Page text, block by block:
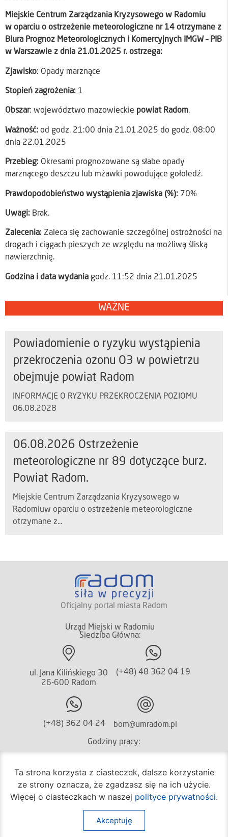
Miejskie Centrum Zarządzania Kryzysowego w Radomiu
w oparciu o ostrzeżenie meteorologiczne nr 14 otrzymane z
Biura Prognoz Meteorologicznych i Komercyjnych IMGW – PIB
w Warszawie z dnia 21.01.2025 r. ostrzega:
Zjawisko: Opady marznące
Stopień zagrożenia: 1
Obszar: województwo mazowieckie powiat Radom.
Ważność: od godz. 21:00 dnia 21.01.2025 do godz. 08:00
dnia 22.01.2025
Przebieg: Okresami prognozowane są słabe opady
marznącego deszczu lub mżawki powodujące gołoledź.
Prawdopodobieństwo wystąpienia zjawiska (%): 70%
Uwagi: Brak.
Zalecenia: Zaleca się zachowanie szczególnej ostrożności na
drogach i ciągach pieszych ze względu na możliwą śliską
nawierzchnię.
Godzina i data wydania godz. 11:52 dnia 21.01.2025
WAŻNE
Powiadomienie o ryzyku wystąpienia
przekroczenia ozonu O3 w powietrzu
obejmuje powiat Radom
INFORMACJE O RYZYKU PRZEKROCZENIA POZIOMU
06.08.2028
06.08.2026 Ostrzeżenie
meteorologiczne nr 89 dotyczące burz.
Powiat Radom.
Miejskie Centrum Zarządzania Kryzysowego w
Radomiuw oparciu o ostrzeżenie meteorologiczne
otrzymane z...
Oficjalny portal miasta Radom
Urząd Miejski w Radomiu
Siedziba Główna:
ul. Jana Kilińskiego 30
26-600 Radom
(+48) 48 362 04 19
(+48) 362 04 24 bom@umradom.pl
Godziny pracy:
poniedziałek – piątek
godz.7:30 – 16:30
Pozostałe wydziały
poniedziałek – piątek
godz.7:30 – 15:30
Ta strona korzysta z ciasteczek, dalsze korzystanie
ze strony oznacza, że zgadzasz się na ich użycie.
Więcej o ciasteczkach w naszej polityce prywatności.
Akceptuję